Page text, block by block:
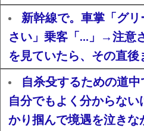
新幹線で。車掌「グ
さい」乗客「…」→注意
を見ていたら、その直
自杀殳するための道中
自分でもよく分からな
かり掴んで境遇を泣き